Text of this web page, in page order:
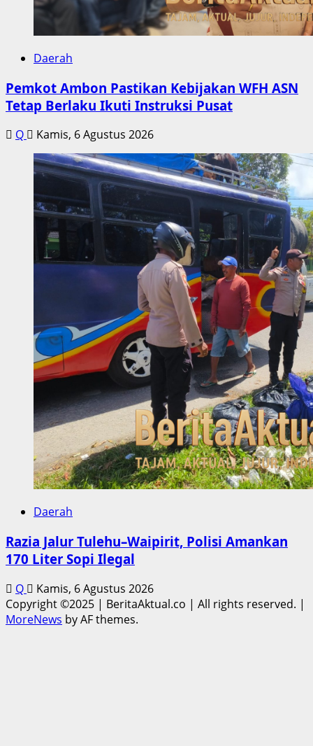
Daerah
Pemkot Ambon Pastikan Kebijakan WFH ASN
Tetap Berlaku Ikuti Instruksi Pusat
Q Kamis, 6 Agustus 2026
Daerah
Razia Jalur Tulehu–Waipirit, Polisi Amankan
170 Liter Sopi Ilegal
Q
Kamis, 6 Agustus 2026
Copyright ©2025 | BeritaAktual.co | All rights reserved. |
MoreNews by AF themes.